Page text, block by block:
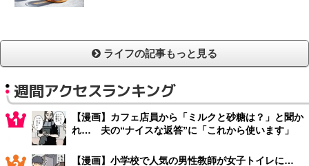
ライフの記事もっと見る
週間アクセスランキング
【漫画】カフェ店員から「ミルクと砂糖は？」と聞か
れ… 夫の“ナイスな返答”に「これから使います」
【漫画】小学校で人気の男性教師が女子トイレに…